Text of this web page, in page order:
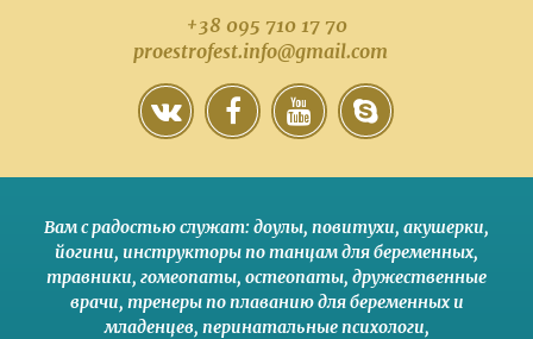
+38 095 710 17 70
proestrofest.info@gmail.com
Вам с радостью служат:доулы, повитухи, акушерки,
йогини, инструкторы по танцам для беременных,
травники, гомеопаты, остеопаты, дружественные
врачи, тренеры по плаванию для беременных и
младенцев, перинатальные психологи,